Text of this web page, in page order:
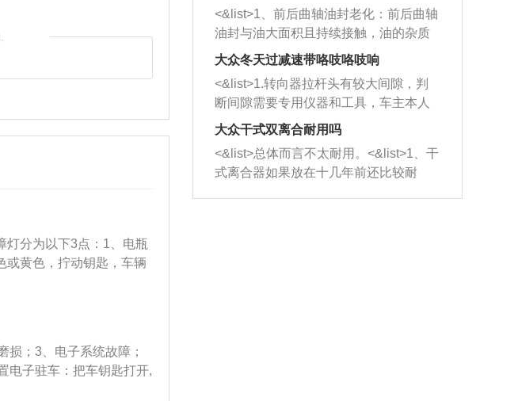
灯分为以下3点：1、电瓶
或黄色，拧动钥匙，车辆
；2、机油灯：机油报
，甚至是干摩擦，导致
度过高或者缺少冷却液
缺少冷却液或是水温过
继续行驶。
损；3、电子系统故障；
电子驻车：把车钥匙打开,
刹5秒,完成电子手刹重
西取出来。但如果是因为积碳过多引起
的堵塞，就需要将三元催化器泡在草酸
洗剂对堵塞的情况得到解决，将清洗剂
放在燃油箱中，与燃油混合后，车辆启
动时，就可以和汽油一起进入到燃烧
室，最后形成废气排出，就可以让三元
催化器得到清洗，排气管堵塞的情况就
能够得到解决。
一圈半的练习，往右同样也要打相同的
圈数。 <&list>3、最后强调要反复练
习，这样就可以形成肌肉记忆，在真实
驾驶车辆时，不需要记忆也能打好方
向。
<&list>1、前后曲轴油封老化：前后曲轴
油封与油大面积且持续接触，油的杂质
和发动机内持续温度变化使其密封效果
逐渐减弱，导致渗油或漏油。<&list>2、
活塞间隙过大：积碳会使活塞环与缸体
的间隙扩大，导致机油流入燃烧室中，
造成烧机油。<&list>3、机油粘度。使用
机油粘度过小的话，同样会有烧机油现
象，机油粘度过小具有很好的流动性，
大众冬天过减速带咯吱咯吱响
<&list>1.转向器拉杆头有较大间隙，判
断间隙需要专用仪器和工具，车主本人
无法制作，需要将车辆送到修理厂或4s
店；<&list>2.车辆半轴套管防尘罩破
裂，破裂后会出现漏油现象，使半轴磨
损严重，磨损的半轴容易损坏，产生异
响；<&list>3.稳定器的转向胶套和球头
大众干式双离合耐用吗
<&list>总体而言不太耐用。<&list>1、干
式离合器如果放在十几年前还比较耐